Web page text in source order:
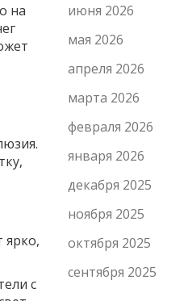
на
ярко,
с
июня 2026
мая 2026
апреля 2026
марта 2026
февраля 2026
января 2026
декабря 2025
ноября 2025
октября 2025
сентября 2025